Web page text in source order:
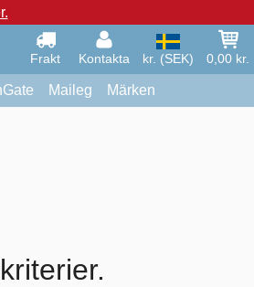
Frakt Kontakta kr. (SEK) 0,00 kr.
Maileg Märken